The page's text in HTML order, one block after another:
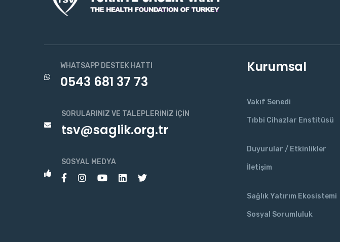
WHATSAPP DESTEK HATTI
0543 681 37 73
SORULARINIZ VE TALEPLERINIZ İÇIN
tsv@saglik.org.tr
SOSYAL MEDYA
Kurumsal
Vakıf Senedi
Tıbbi Cihazlar Enstitüsü
Duyurular / Etkinlikler
İletişim
Sağlık Yatırım Ekosistemi
Sosyal Sorumluluk